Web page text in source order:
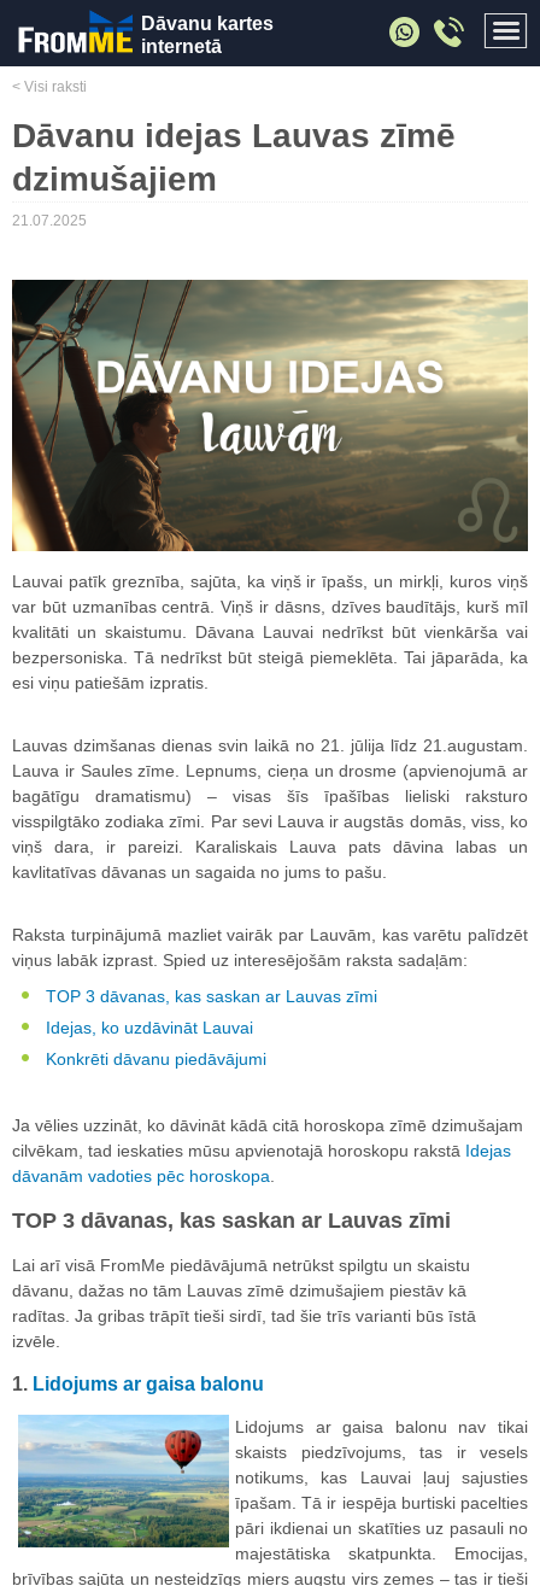
Dāvanu kartes
internetā
< Visi raksti
Dāvanu idejas Lauvas zīmē
dzimušajiem
21.07.2025
Lauvai patīk greznība, sajūta, ka viņš ir īpašs, un mirkļi, kuros viņš
var būt uzmanības centrā. Viņš ir dāsns, dzīves baudītājs, kurš mīl
kvalitāti un skaistumu. Dāvana Lauvai nedrīkst būt vienkārša vai
bezpersoniska. Tā nedrīkst būt steigā piemeklēta. Tai jāparāda, ka
esi viņu patiešām izpratis.
Lauvas dzimšanas dienas svin laikā no 21. jūlija līdz 21.augustam.
Lauva ir Saules zīme. Lepnums, cieņa un drosme (apvienojumā ar
bagātīgu dramatismu) – visas šīs īpašības lieliski raksturo
visspilgtāko zodiaka zīmi. Par sevi Lauva ir augstās domās, viss, ko
viņš dara, ir pareizi. Karaliskais Lauva pats dāvina labas un
kavlitatīvas dāvanas un sagaida no jums to pašu.
Raksta turpinājumā mazliet vairāk par Lauvām, kas varētu palīdzēt
viņus labāk izprast. Spied uz interesējošām raksta sadaļām:
TOP 3 dāvanas, kas saskan ar Lauvas zīmi
Idejas, ko uzdāvināt Lauvai
Konkrēti dāvanu piedāvājumi
Ja vēlies uzzināt, ko dāvināt kādā citā horoskopa zīmē dzimušajam
cilvēkam, tad ieskaties mūsu apvienotajā horoskopu rakstā Idejas
dāvanām vadoties pēc horoskopa
TOP 3 dāvanas, kas saskan ar Lauvas zīmi
Lai arī visā FromMe piedāvājumā netrūkst spilgtu un skaistu
dāvanu, dažas no tām Lauvas zīmē dzimušajiem piestāv kā
radītas. Ja gribas trāpīt tieši sirdī, tad šie trīs varianti būs īstā
izvēle.
1. Lidojums ar gaisa balonu
Lidojums ar gaisa balonu nav tikai
skaists piedzīvojums, tas ir vesels
notikums, kas Lauvai ļauj sajusties
īpašam. Tā ir iespēja burtiski pacelties
pāri ikdienai un skatīties uz pasauli no
majestātiska skatpunkta. Emocijas,
brīvības sajūta un nesteidzīgs miers augstu virs zemes – tas ir tieši